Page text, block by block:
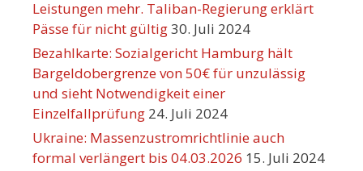
Leistungen mehr. Taliban-Regierung erklärt
Pässe für nicht gültig30. Juli 2024
Bezahlkarte: Sozialgericht Hamburg hält
Bargeldobergrenze von 50€ für unzulässig
und sieht Notwendigkeit einer
Einzelfallprüfung 24. Juli 2024
Ukraine: Massenzustromrichtlinie auch
formal verlängert bis 04.03.2026 15. Juli 2024